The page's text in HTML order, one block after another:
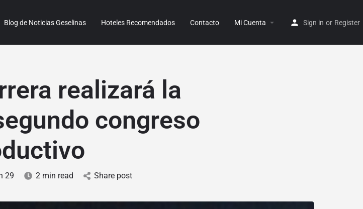
Blog de Noticias Geselinas Hoteles Recomendados Contacto Mi Cuenta Sign in or Register
realizará la
congreso
29 2 min read Share post